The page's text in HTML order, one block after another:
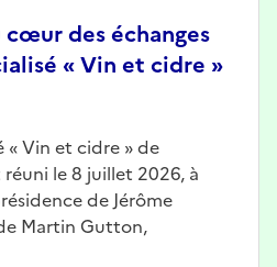
cœur des échanges
« Vin et cidre »
« Vin et cidre » de
réuni le 8 juillet 2026, à
de Jérôme
Martin Gutton,